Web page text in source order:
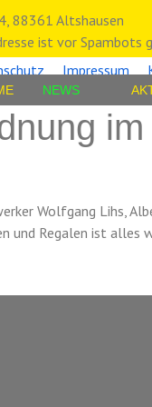
88361 Altshausen
ist vor Spambots
Impressum
NEWS
Wolfgang Lihs,
und Regalen ist alles
2025